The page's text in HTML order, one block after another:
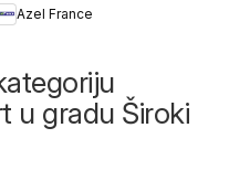
Azel France
u gradu Široki